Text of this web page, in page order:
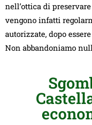
nell’ottica di
vengono infatti
autorizzate, dopo
Non abbandoniamo